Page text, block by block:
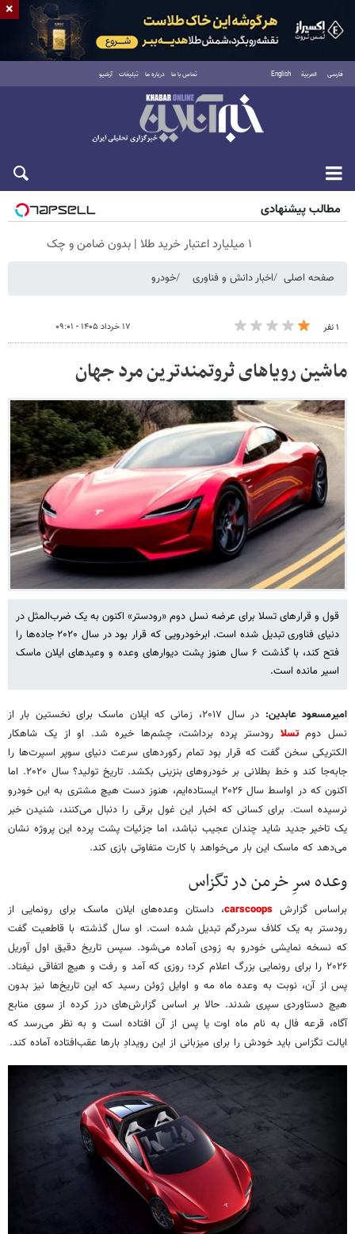
فارسی العربية English تماس با ما درباره ما تبلیغات آرشیو
شنبه ۱۷ مرداد ۱۴۰۵
مطالب پیشنهادی
۱ میلیارد اعتبار خرید طلا | بدون ضامن و چک
صفحه اصلی اخبار دانش و فناوری خودرو
۱ نفر ۱۷ خرداد ۱۴۰۵ - ۰۹:۰۱
ماشین رویاهای ثروتمندترین مرد جهان
قول و قرارهای تسلا برای عرضه نسل دوم «رودستر» اکنون به یک ضرب‌المثل در
دنیای فناوری تبدیل شده است. ابرخودرویی که قرار بود در سال ۲۰۲۰ جاده‌ها را
فتح کند، با گذشت ۶ سال هنوز پشت دیوارهای وعده و وعیدهای ایلان ماسک
اسیر مانده است.
امیرمسعود عابدین:
در سال ۲۰۱۷، زمانی که ایلان ماسک برای نخستین بار از
نسل دومتسلا رودستر پرده برداشت، چشم‌ها خیره شد. او از یک شاهکار
الکتریکی سخن گفت که قرار بود تمام رکوردهای سرعت دنیای سوپر اسپرت‌ها را
جابه‌جا کند و خط بطلانی بر خودروهای بنزینی بکشد. تاریخ تولید؟ سال ۲۰۲۰. اما
اکنون که در اواسط سال ۲۰۲۶ ایستاده‌ایم، هنوز دست هیچ مشتری به این خودرو
نرسیده است. برای کسانی که اخبار این غول برقی را دنبال می‌کنند، شنیدن خبر
یک تاخیر جدید شاید چندان عجیب نباشد، اما جزئیات پشت پرده این پروژه نشان
می‌دهد که ماسک این بار می‌خواهد با کارت متفاوتی بازی کند.
وعده سرِ خرمن در تگزاس
براساس گزارش carscoops، داستان وعده‌های ایلان ماسک برای رونمایی از
رودستر به یک کلاف سردرگم تبدیل شده است. او سال گذشته با قاطعیت گفت
که نسخه نمایشی خودرو به زودی آماده می‌شود. سپس تاریخ دقیق اول آوریل
۲۰۲۶ را برای رونمایی بزرگ اعلام کرد؛ روزی که آمد و رفت و هیچ اتفاقی نیفتاد.
پس از آن، نوبت به وعده ماه مه و اوایل ژوئن رسید که این تاریخ‌ها نیز بدون
هیچ دستاوردی سپری شدند. حالا بر اساس گزارش‌های درز کرده از سوی منابع
آگاه، قرعه فال به نام ماه اوت یا پس از آن افتاده است و به نظر می‌رسد که
ایالت تگزاس باید خودش را برای میزبانی از این رویدادِ بارها عقب‌افتاده آماده کند.
×